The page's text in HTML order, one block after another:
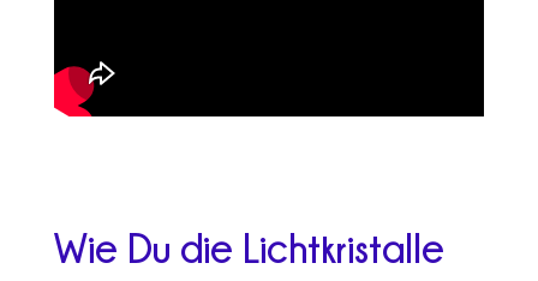
Wie Du die Lichtkristalle